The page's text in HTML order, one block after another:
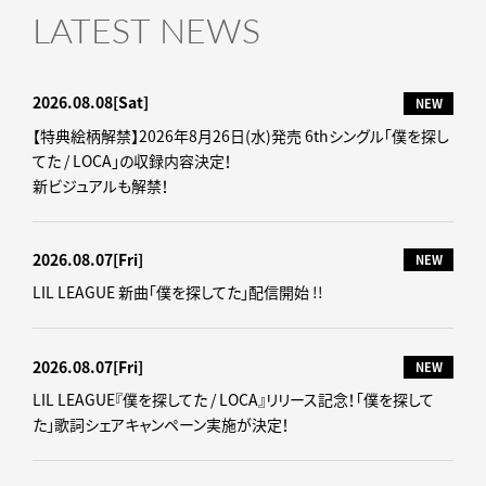
LATEST NEWS
2026.08.08[Sat] NEW
【特典絵柄解禁】2026年8月26日(水)発売 6thシングル「僕を探し
てた / LOCA」の収録内容決定！
新ビジュアルも解禁！
2026.08.07[Fri] NEW
LIL LEAGUE 新曲「僕を探してた」配信開始 !!
2026.08.07[Fri] NEW
LIL LEAGUE『僕を探してた / LOCA』リリース記念！「僕を探して
た」歌詞シェアキャンペーン実施が決定！